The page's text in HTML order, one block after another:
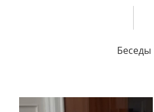
Беседы